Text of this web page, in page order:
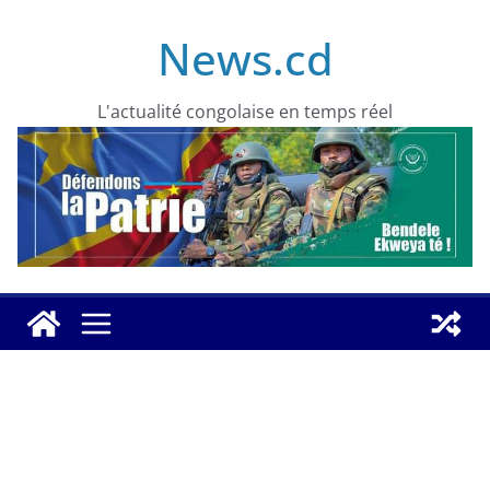
News.cd
L'actualité congolaise en temps réel